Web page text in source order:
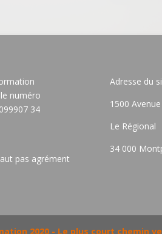
numéro
34
pas agrément
Adresse du
1500
Le Régional
34 000
2020 - Le plus court chemin